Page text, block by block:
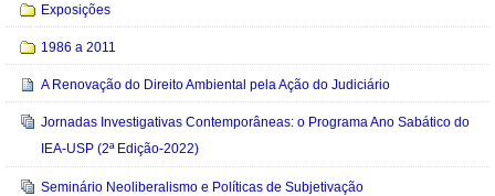
Exposições
1986 a 2011
A Renovação do Direito Ambiental pela Ação do Judiciário
Jornadas Investigativas Contemporâneas: o Programa Ano Sabático do
IEA-USP (2ª Edição-2022)
Seminário Neoliberalismo e Políticas de Subjetivação